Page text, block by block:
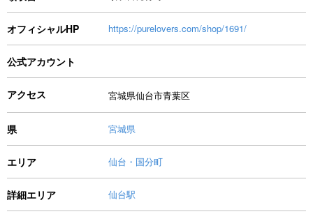
オフィシャルHP https://purelovers.com/shop/1691/
公式アカウント
アクセス 宮城県仙台市青葉区
県 宮城県
エリア 仙台・国分町
詳細エリア 仙台駅